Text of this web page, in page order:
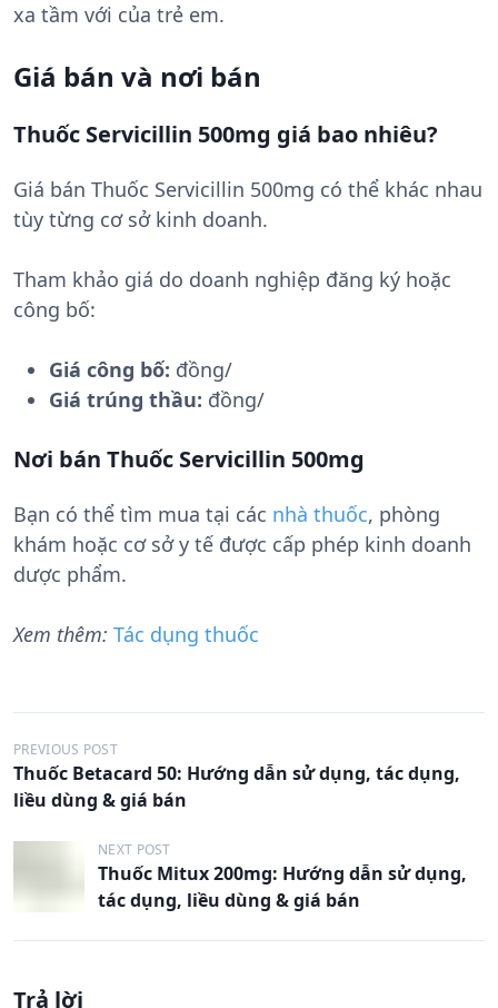
xa tầm với của trẻ em.
Giá bán và nơi bán
Thuốc Servicillin 500mg giá bao nhiêu?
Giá bán Thuốc Servicillin 500mg có thể khác nhau
tùy từng cơ sở kinh doanh.
Tham khảo giá do doanh nghiệp đăng ký hoặc
công bố:
Giá công bố: đồng/
Giá trúng thầu: đồng/
Nơi bán Thuốc Servicillin 500mg
Bạn có thể tìm mua tại các nhà thuốc, phòng
khám hoặc cơ sở y tế được cấp phép kinh doanh
dược phẩm.
Xem thêm: Tác dụng thuốc
Đ
i
h
n
PREVIOUS POST
Thuốc Betacard 50: Hướng dẫn sử dụng, tác dụng,
liều dùng & giá bán
NEXT POST
Thuốc Mitux 200mg: Hướng dẫn sử dụng,
tác dụng, liều dùng & giá bán
Trả lời